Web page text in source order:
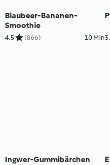
Blaubeer-Bananen-
Smoothie
4.5 (866) 10 Min
Ingwer-Gummibärchen